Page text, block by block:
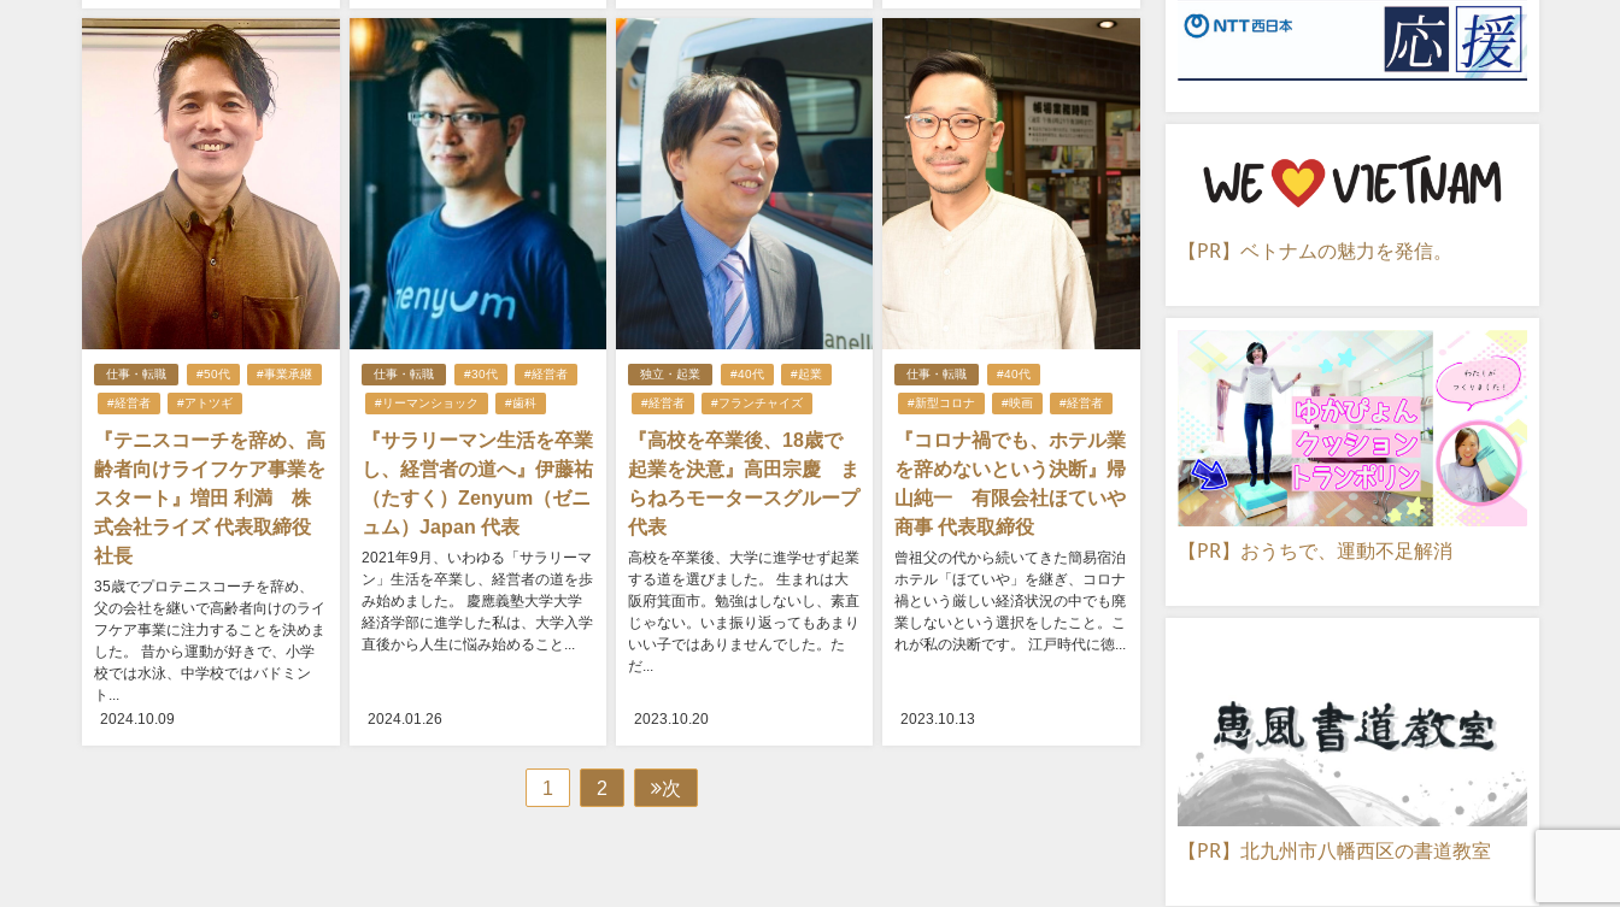
仕事・転職 #50代 #事業承継
#経営者 #アトツギ
『テニスコーチを辞め、高
齢者向けライフケア事業を
スタート』増田 利満 株
式会社ライズ 代表取締役
社長
35歳でプロテニスコーチを辞め、
父の会社を継いで高齢者向けのライ
フケア事業に注力することを決めま
した。 昔から運動が好きで、小学
校では水泳、中学校ではバドミン
ト...
2024.10.09
仕事・転職 #30代 #経営者
#リーマンショック #歯科
『サラリーマン生活を卒業
し、経営者の道へ』伊藤祐
（たすく）Zenyum（ゼニ
ュム）Japan 代表
2021年9月、いわゆる「サラリーマ
ン」生活を卒業し、経営者の道を歩
み始めました。 慶應義塾大学大学
経済学部に進学した私は、大学入学
直後から人生に悩み始めること...
2024.01.26
独立・起業 #40代 #起業
#経営者 #フランチャイズ
『高校を卒業後、18歳で
起業を決意』高田宗慶 ま
らねろモータースグループ
代表
高校を卒業後、大学に進学せず起業
する道を選びました。 生まれは大
阪府箕面市。勉強はしないし、素直
じゃない。いま振り返ってもあまり
いい子ではありませんでした。た
だ...
2023.10.20
仕事・転職 #40代
#新型コロナ #映画 #経営者
『コロナ禍でも、ホテル業
を辞めないという決断』帰
山純一 有限会社ほていや
商事 代表取締役
曾祖父の代から続いてきた簡易宿泊
ホテル「ほていや」を継ぎ、コロナ
禍という厳しい経済状況の中でも廃
業しないという選択をしたこと。こ
れが私の決断です。 江戸時代に徳...
2023.10.13
1 2 次
【PR】ベトナムの魅力を発信。
【PR】おうちで、運動不足解消
【PR】北九州市八幡西区の書道教室